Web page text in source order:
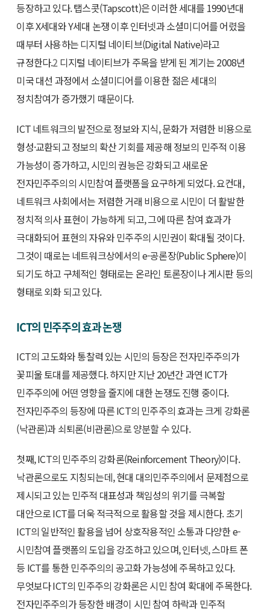
등장하고 있다. 탭스콧(Tapscott)은 이러한 세대를 1990년대
이후 X세대와 Y세대 논쟁 이후 인터넷과 소셜미디어를 어렸을
때부터 사용하는 디지털 네이티브(Digital Native)라고
규정한다.2디지털 네이티브가 주목을 받게 된 계기는 2008년
미국 대선 과정에서 소셜미디어를 이용한 젊은 세대의
정치참여가 증가했기 때문이다.
ICT 네트워크의 발전으로 정보와 지식, 문화가 저렴한 비용으로
형성·교환되고 정보의 확산 기회를 제공해 정보의 민주적 이용
가능성이 증가하고, 시민의 권능은 강화되고 새로운
전자민주주의의 시민참여 플랫폼을 요구하게 되었다. 요컨대,
네트워크 사회에서는 저렴한 거래 비용으로 시민이 더 활발한
정치적 의사 표현이 가능하게 되고, 그에 따른 참여 효과가
극대화되어 표현의 자유와 민주주의 시민권이 확대될 것이다.
그것이 때로는 네트워크상에서의 e-공론장(Public Sphere)이
되기도 하고 구체적인 형태로는 온라인 토론장이나 게시판 등의
형태로 외화 되고 있다.
ICT의 민주주의 효과 논쟁
ICT의 고도화와 통찰력 있는 시민의 등장은 전자민주주의가
꽃피울 토대를 제공했다. 하지만 지난 20년간 과연 ICT가
민주주의에 어떤 영향을 줄지에 대한 논쟁도 진행 중이다.
전자민주주의 등장에 따른 ICT의 민주주의 효과는 크게 강화론
(낙관론)과 쇠퇴론(비관론)으로 양분할 수 있다.
첫째, ICT의 민주주의 강화론(Reinforcement Theory)이다.
낙관론으로도 지칭되는데, 현대 대의민주주의에서 문제점으로
제시되고 있는 민주적 대표성과 책임성의 위기를 극복할
대안으로 ICT를 더욱 적극적으로 활용할 것을 제시한다. 초기
ICT의 일반적인 활용을 넘어 상호작용적인 소통과 다양한 e-
시민참여 플랫폼의 도입을 강조하고 있으며, 인터넷, 스마트 폰
등 ICT를 통한 민주주의의 공고화 가능성에 주목하고 있다.
무엇보다 ICT의 민주주의 강화론은 시민 참여 확대에 주목한다.
전자민주주의가 등장한 배경이 시민 참여 하락과 민주적